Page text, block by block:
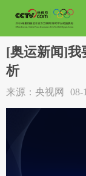
[奥运新闻]我
析
来源：央视网 08-